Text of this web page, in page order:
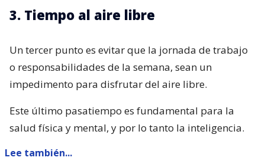
3. Tiempo al aire libre
Un tercer punto es evitar que la jornada de trabajo
o responsabilidades de la semana, sean un
impedimento para disfrutar del aire libre.
Este último pasatiempo es fundamental para la
salud física y mental, y por lo tanto la inteligencia.
Lee también...